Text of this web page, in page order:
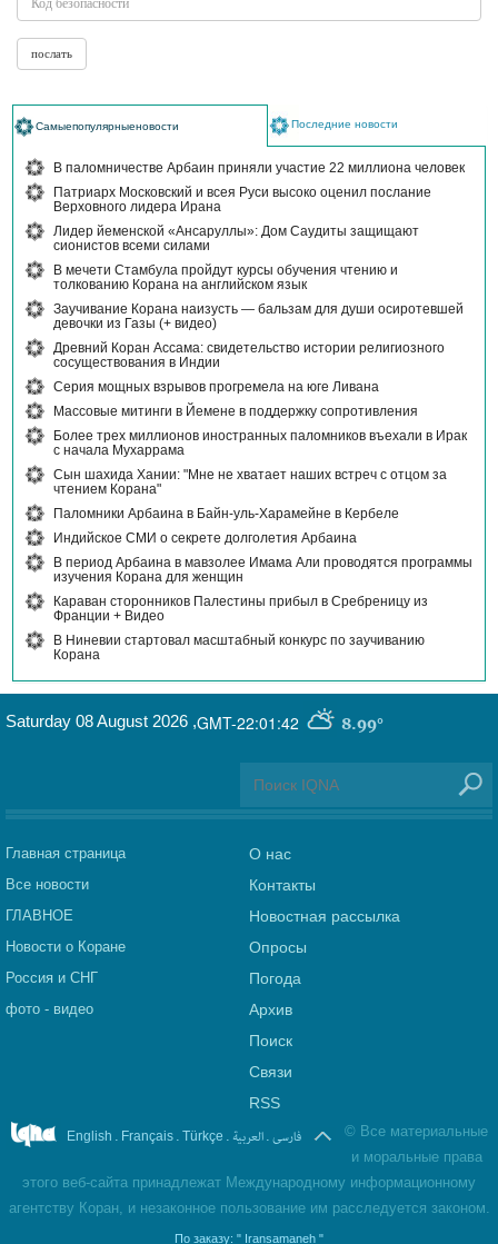
Самыепопулярныеновости Последние новости
В паломничестве Арбаин приняли участие 22 миллиона человек
Патриарх Московский и всея Руси высоко оценил послание
Верховного лидера Ирана
Лидер йеменской «Ансаруллы»: Дом Саудиты защищают
сионистов всеми силами
В мечети Стамбула пройдут курсы обучения чтению и
толкованию Корана на английском язык
Заучивание Корана наизусть — бальзам для души осиротевшей
девочки из Газы (+ видео)
Древний Коран Ассама: свидетельство истории религиозного
сосуществования в Индии
Серия мощных взрывов прогремела на юге Ливана
Массовые митинги в Йемене в поддержку сопротивления
Более трех миллионов иностранных паломников въехали в Ирак
с начала Мухаррама
Сын шахида Хании: "Мне не хватает наших встреч с отцом за
чтением Корана"
Паломники Арбаина в Байн-уль-Харамейне в Кербеле
Индийское СМИ о секрете долголетия Арбаина
В период Арбаина в мавзолее Имама Али проводятся программы
изучения Корана для женщин
Караван сторонников Палестины прибыл в Сребреницу из
Франции + Видео
В Ниневии стартовал масштабный конкурс по заучиванию
Корана
GMT-22:01:42 8.99°
Saturday 08 August 2026 ,
Главная страница
Все новости
ГЛАВНОЕ
Новости о Коране
Россия и СНГ
фото - видео
О нас
Контакты
Новостная рассылка
Опросы
Погода
Архив
Поиск
Связи
RSS
English . Français . Türkçe . العربیة . فارسی © Все материальные
и моральные права
этого веб-сайта принадлежат Международному информационному
агентству Коран, и незаконное пользование им расследуется законом.
По заказу: " Iransamaneh "